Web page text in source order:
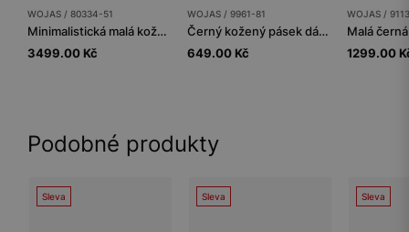
WOJAS / 80334-51
Minimalistická malá kožená kabelka pro každodenní nošení
3499.00 Kč
WOJAS / 9961-81
Černý kožený pásek dámský se zlatou přezkou
649.00 Kč
WOJAS /
1299.00
Podobné produkty
Sleva Sleva Sleva